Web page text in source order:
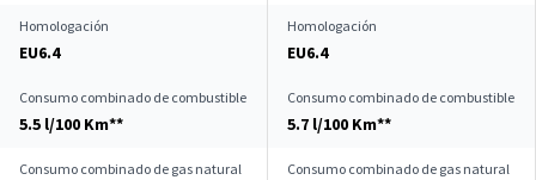
Homologación
EU6.4
Homologación
EU6.4
Consumo combinado de combustible
5.5 l/100 Km**
Consumo combinado de combustible
5.7 l/100 Km**
Consumo combinado de gas natural Consumo combinado de gas natural